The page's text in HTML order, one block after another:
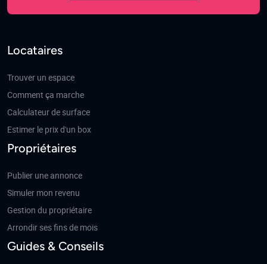
Locataires
Trouver un espace
Comment ça marche
Calculateur de surface
Estimer le prix d'un box
Propriétaires
Publier une annonce
Simuler mon revenu
Gestion du propriétaire
Arrondir ses fins de mois
Guides & Conseils